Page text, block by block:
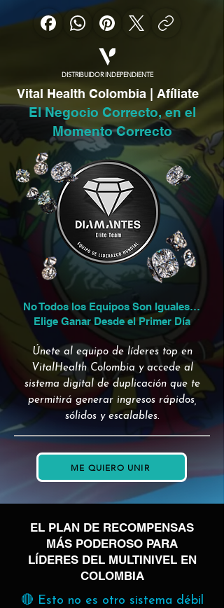
DISTRIBUIDOR INDEPENDIENTE
Vital Health Colombia | Afíliate
El Negocio Correcto, en el
Momento Correcto
No Todos los Equipos Son Iguales…
Elige Ganar Desde el Primer Día
Únete al equipo de líderes top en
VitalHealth Colombia y accede al
sistema digital de duplicación que te
permitirá generar ingresos rápidos,
sólidos y escalables.
ME QUIERO UNIR
EL PLAN DE RECOMPENSAS
MÁS PODEROSO PARA
LÍDERES DEL MULTINIVEL EN
COLOMBIA
🔴 Esto no es otro sistema débil